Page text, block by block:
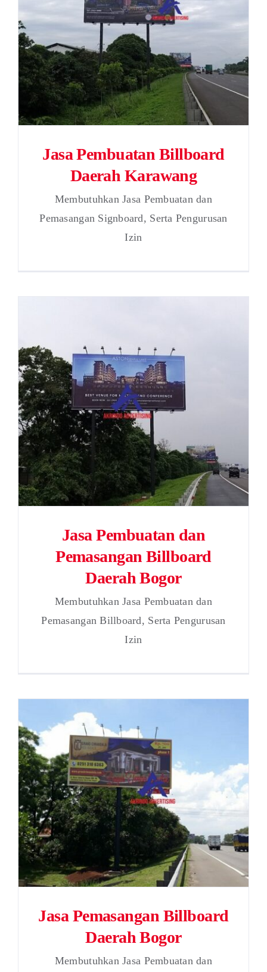
Jasa Pembuatan Billboard
Daerah Karawang
Membutuhkan Jasa Pembuatan dan
Pemasangan Signboard, Serta Pengurusan
Izin
Jasa Pembuatan dan
Pemasangan Billboard
Daerah Bogor
Membutuhkan Jasa Pembuatan dan
Pemasangan Billboard, Serta Pengurusan
Izin
Jasa Pemasangan Billboard
Daerah Bogor
Membutuhkan Jasa Pembuatan dan